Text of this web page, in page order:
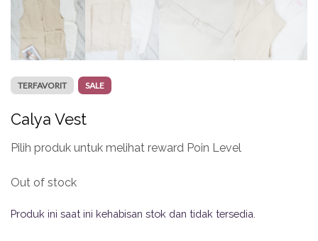
TERFAVORIT SALE
Calya Vest
Pilih produk untuk melihat reward Poin Level
Out of stock
Produk ini saat ini kehabisan stok dan tidak tersedia.